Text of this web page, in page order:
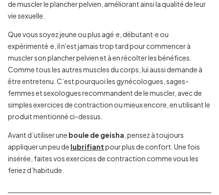
de muscler le plancher pelvien, améliorant ainsi la qualité de leur
vie sexuelle.
Que vous soyez jeune ou plus agé·e, débutant·e ou
expérimenté·e, il n'est jamais trop tard pour commencer à
muscler son plancher pelvien et à en récolter les bénéfices.
Comme tous les autres muscles du corps, lui aussi demande à
être entretenu. C’est pourquoi les gynécologues, sages-
femmes et sexologues recommandent de le muscler, avec de
simples exercices de contraction ou mieux encore, en utilisant le
produit mentionné ci-dessus.
Avant d’utiliser une boule de geisha , pensez à toujours
appliquer un peu de lubrifiantpour plus de confort. Une fois
insérée, faites vos exercices de contraction comme vous les
feriez d’habitude.